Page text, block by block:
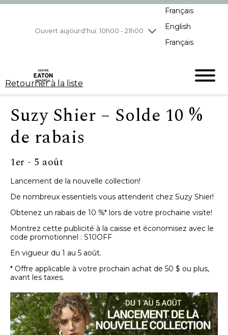
Ouvert aujourd'hui: 10h00 - 21h00
vendredi7/31
10h00 - 21h00
Français
English
Français
Retourner à la liste
Suzy Shier – Solde 10 %
de rabais
1er - 5 août
Lancement de la nouvelle collection!
De nombreux essentiels vous attendent chez Suzy Shier!
Obtenez un rabais de 10 %* lors de votre prochaine visite!
Montrez cette publicité à la caisse et économisez avec le
code promotionnel : S10OFF
En vigueur du 1 au 5 août.
* Offre applicable à votre prochain achat de 50 $ ou plus,
avant les taxes.